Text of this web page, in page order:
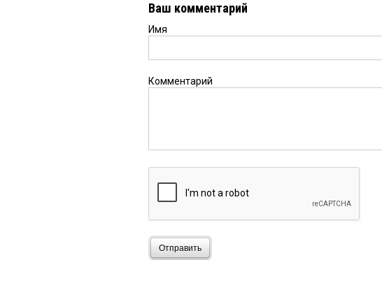
Ваш комментарий
Имя
Комментарий
Отправить